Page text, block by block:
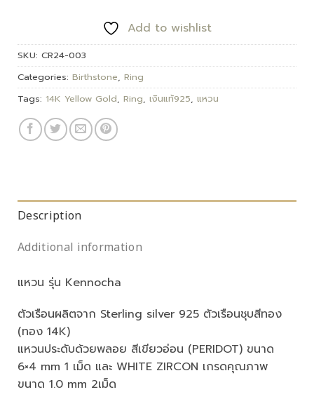
Add to wishlist
SKU: CR24-003
Categories: Birthstone, Ring
Tags: 14K Yellow Gold, Ring, เงินแท้925, แหวน
Description
Additional information
แหวน รุ่น Kennocha
ตัวเรือนผลิตจาก Sterling silver 925 ตัวเรือนชุบสีทอง
(ทอง 14K)
แหวนประดับด้วยพลอย สีเขียวอ่อน (PERIDOT) ขนาด
6×4 mm 1 เม็ด และ WHITE ZIRCON เกรดคุณภาพ
ขนาด 1.0 mm 2เม็ด